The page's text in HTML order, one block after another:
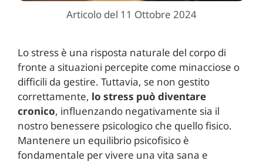
Articolo del 11 Ottobre 2024
Lo stress è una risposta naturale del corpo di
fronte a situazioni percepite come minacciose o
difficili da gestire. Tuttavia, se non gestito
correttamente, lo stress può diventare
cronico, influenzando negativamente sia il
nostro benessere psicologico che quello fisico.
Mantenere un equilibrio psicofisico è
fondamentale per vivere una vita sana e